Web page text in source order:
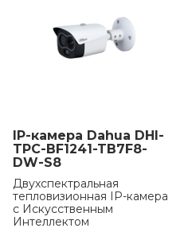
IP-камера Dahua DHI-
TPC-BF1241-TB7F8-
DW-S8
Двухспектральная
тепловизионная IP-камера
с Искусственным
Интеллектом